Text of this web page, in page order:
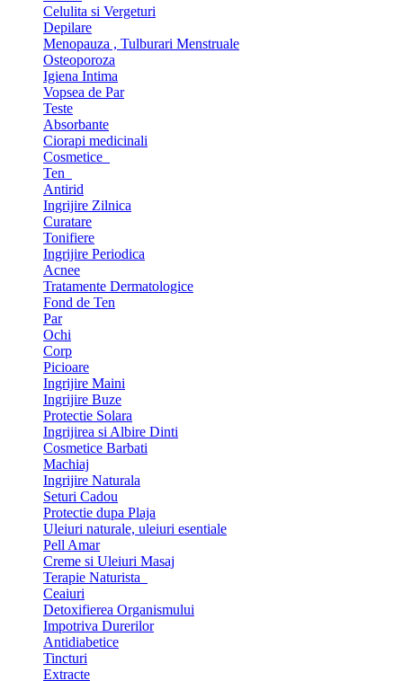
Celulita si Vergeturi
Depilare
Menopauza , Tulburari Menstruale
Osteoporoza
Igiena Intima
Vopsea de Par
Teste
Absorbante
Ciorapi medicinali
Cosmetice
Ten
Antirid
Ingrijire Zilnica
Curatare
Tonifiere
Ingrijire Periodica
Acnee
Tratamente Dermatologice
Fond de Ten
Par
Ochi
Corp
Picioare
Ingrijire Maini
Ingrijire Buze
Protectie Solara
Ingrijirea si Albire Dinti
Cosmetice Barbati
Machiaj
Ingrijire Naturala
Seturi Cadou
Protectie dupa Plaja
Uleiuri naturale, uleiuri esentiale
Pell Amar
Creme si Uleiuri Masaj
Terapie Naturista
Ceaiuri
Detoxifierea Organismului
Impotriva Durerilor
Antidiabetice
Tincturi
Extracte